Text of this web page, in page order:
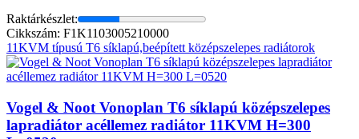
Raktárkészlet:
Cikkszám: F1K1103005210000
11KVM típusú T6 síklapú,beépített középszelepes radiátorok
Vogel & Noot Vonoplan T6 síklapú középszelepes
lapradiátor acéllemez radiátor 11KVM H=300